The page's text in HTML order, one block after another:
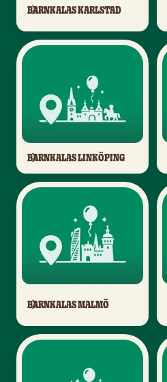
BARNKALAS KARLSTAD
BARNKALAS LINKÖPING
BARNKALAS MALMÖ